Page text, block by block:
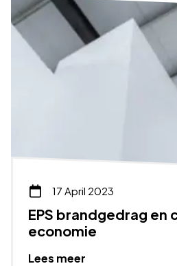
17 April 2023
EPS brandgedrag en
economie
Lees meer